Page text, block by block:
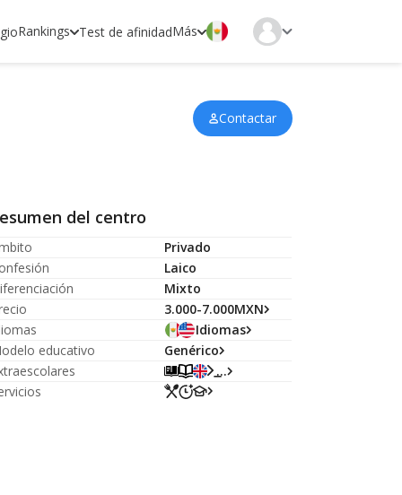
Rankings Test de afinidadMás
Contactar
del centro
Privado
Laico
Mixto
3.000-7.000MXN
Idiomas
educativo
Genérico
...